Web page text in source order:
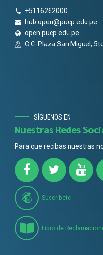
+5116262000
hub.open@pucp.edu.pe
open.pucp.edu.pe
C.C. Plaza San Miguel,
SÍGUENOS EN
Nuestras Redes
Para que recibas nuestras
Suscríbete
Libro de